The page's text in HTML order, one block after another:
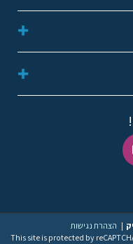
| הצהרת נגישות
This site is protected by